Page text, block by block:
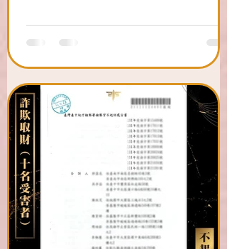
然沒有保留交易對話紀錄，但有金流交易
明細可以佐證！ 成功拿下幫助詐欺、洗錢
不起訴處分。